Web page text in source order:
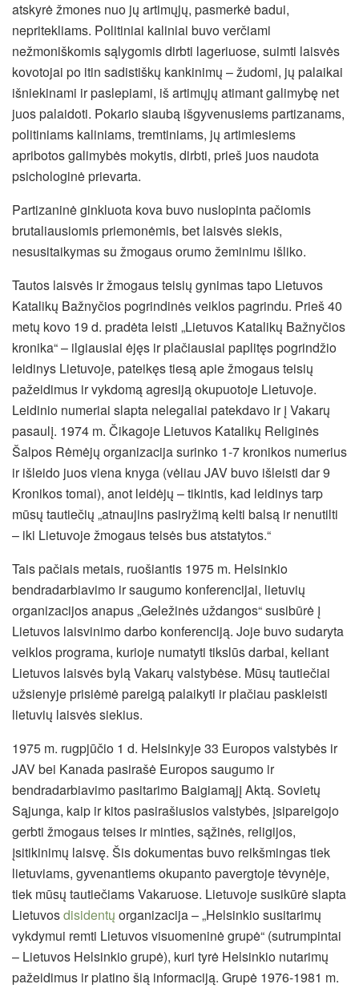
atskyrė žmones nuo jų artimųjų, pasmerkė badui,
nepritekliams. Politiniai kaliniai buvo verčiami
nežmoniškomis sąlygomis dirbti lageriuose, suimti laisvės
kovotojai po itin sadistiškų kankinimų – žudomi, jų palaikai
išniekinami ir paslepiami, iš artimųjų atimant galimybę net
juos palaidoti. Pokario siaubą išgyvenusiems partizanams,
politiniams kaliniams, tremtiniams, jų artimiesiems
apribotos galimybės mokytis, dirbti, prieš juos naudota
psichologinė prievarta.
Partizaninė ginkluota kova buvo nuslopinta pačiomis
brutaliausiomis priemonėmis, bet laisvės siekis,
nesusitaikymas su žmogaus orumo žeminimu išliko.
Tautos laisvės ir žmogaus teisių gynimas tapo Lietuvos
Katalikų Bažnyčios pogrindinės veiklos pagrindu. Prieš 40
metų kovo 19 d. pradėta leisti „Lietuvos Katalikų Bažnyčios
kronika“ – ilgiausiai ėjęs ir plačiausiai paplitęs pogrindžio
leidinys Lietuvoje, pateikęs tiesą apie žmogaus teisių
pažeidimus ir vykdomą agresiją okupuotoje Lietuvoje.
Leidinio numeriai slapta nelegaliai patekdavo ir į Vakarų
pasaulį. 1974 m. Čikagoje Lietuvos Katalikų Religinės
Šalpos Rėmėjų organizacija surinko 1-7 kronikos numerius
ir išleido juos viena knyga (vėliau JAV buvo išleisti dar 9
Kronikos tomai), anot leidėjų – tikintis, kad leidinys tarp
mūsų tautiečių „atnaujins pasiryžimą kelti balsą ir nenutilti
– iki Lietuvoje žmogaus teisės bus atstatytos.“
Tais pačiais metais, ruošiantis 1975 m. Helsinkio
bendradarbiavimo ir saugumo konferencijai, lietuvių
organizacijos anapus „Geležinės uždangos“ susibūrė į
Lietuvos laisvinimo darbo konferenciją. Joje buvo sudaryta
veiklos programa, kurioje numatyti tikslūs darbai, keliant
Lietuvos laisvės bylą Vakarų valstybėse. Mūsų tautiečiai
užsienyje prisiėmė pareigą palaikyti ir plačiau paskleisti
lietuvių laisvės siekius.
1975 m. rugpjūčio 1 d. Helsinkyje 33 Europos valstybės ir
JAV bei Kanada pasirašė Europos saugumo ir
bendradarbiavimo pasitarimo Baigiamąjį Aktą. Sovietų
Sąjunga, kaip ir kitos pasirašiusios valstybės, įsipareigojo
gerbti žmogaus teises ir minties, sąžinės, religijos,
įsitikinimų laisvę. Šis dokumentas buvo reikšmingas tiek
lietuviams, gyvenantiems okupanto pavergtoje tėvynėje,
tiek mūsų tautiečiams Vakaruose. Lietuvoje susikūrė slapta
Lietuvosdisidentų organizacija – „Helsinkio susitarimų
vykdymui remti Lietuvos visuomeninė grupė“ (sutrumpintai
– Lietuvos Helsinkio grupė), kuri tyrė Helsinkio nutarimų
pažeidimus ir platino šią informaciją. Grupė 1976-1981 m.